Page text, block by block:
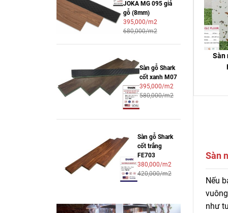
JOKA MG 095 giả
gỗ (8mm)
395,000/m2
680,000/m2
Sàn gỗ Shark
cốt xanh M07
395,000/m2
580,000/m2
Sàn gỗ Shark
cốt trắng
FE703
380,000/m2
420,000/m2
Sàn
Sàn
Mua
đá
Nếu
như